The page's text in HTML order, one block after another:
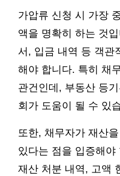
가압류 신청 시 가장
액을 명확히 하는 것
서, 입금 내역 등 객관
해야 합니다. 특히 채
관건인데, 부동산 등
회가 도움이 될 수 있
또한, 채무자가 재산
있다는 점을 입증해
재산 처분 내역, 고액